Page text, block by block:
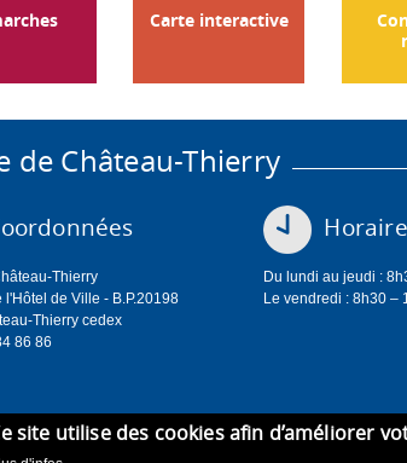
Carte interactive
de Château-Thierry
Thierry
l'Hôtel de Ville - B.P.20198
Thierry cedex
86 86
Du lundi au jeudi :
Le vendredi : 8h30 –
site utilise des cookies afin d’améliorer